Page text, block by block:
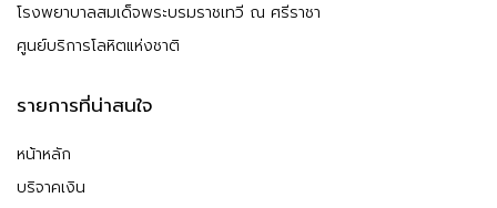
โรงพยาบาลสมเด็จพระบรมราชเทวี ณ ศรีราชา
ศูนย์บริการโลหิตแห่งชาติ
รายการที่น่าสนใจ
หน้าหลัก
บริจาคเงิน